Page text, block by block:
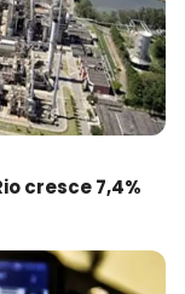
cresce 7,4%